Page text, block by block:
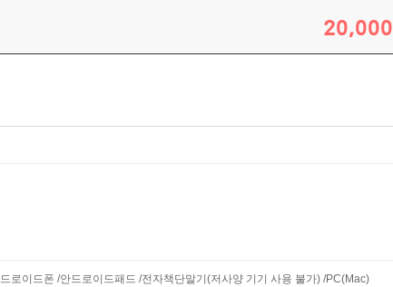
20,000
로이드폰 /안드로이드패드 /전자책단말기(저사양 기기 사용 불가) /PC(Mac)